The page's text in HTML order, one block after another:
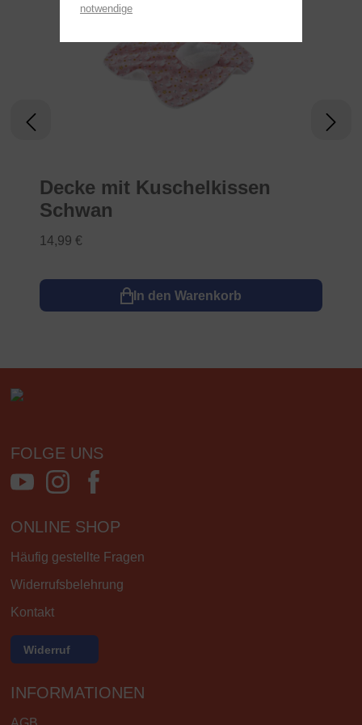
Decke mit Kuschelkissen
Schwan
14,99 €
In den Warenkorb
FOLGE UNS
ONLINE SHOP
Häufig gestellte Fragen
Widerrufsbelehrung
Kontakt
Widerruf
INFORMATIONEN
notwendige